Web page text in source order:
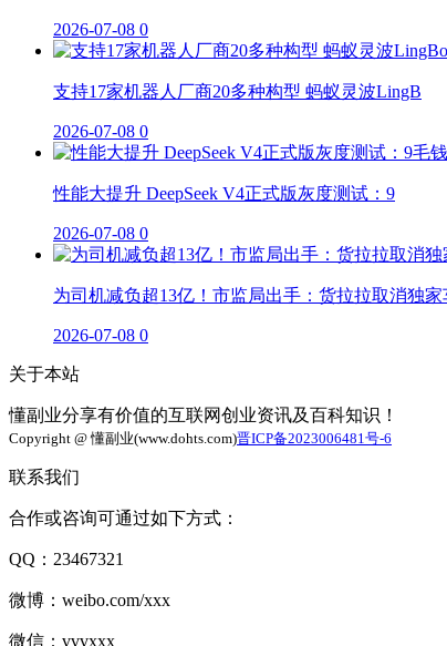
2026-07-08 0
支持17家机器人厂商20多种构型 蚂蚁灵波LingB
2026-07-08 0
性能大提升 DeepSeek V4正式版灰度测试：9
2026-07-08 0
为司机减负超13亿！市监局出手：货拉拉取消独家
2026-07-08 0
关于本站
懂副业分享有价值的互联网创业资讯及百科知识！
Copyright @ 懂副业(www.dohts.com)晋ICP备2023006481号-6
联系我们
合作或咨询可通过如下方式：
QQ：23467321
微博：weibo.com/xxx
微信：vvvxxx